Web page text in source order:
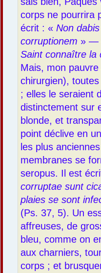
corps ne pourrira
écrit : « Non
corruptionem » —
Saint connaître la
Mais, mon
chirurgien),
; elles le seraient
distinctement sur
blonde, et
point déclive en
les plus
membranes se
seropus. Il est
corruptae sunt
plaies se sont
(Ps. 37, 5). Un
affreuses, de
bleu, comme on
aux charniers,
corps ; et